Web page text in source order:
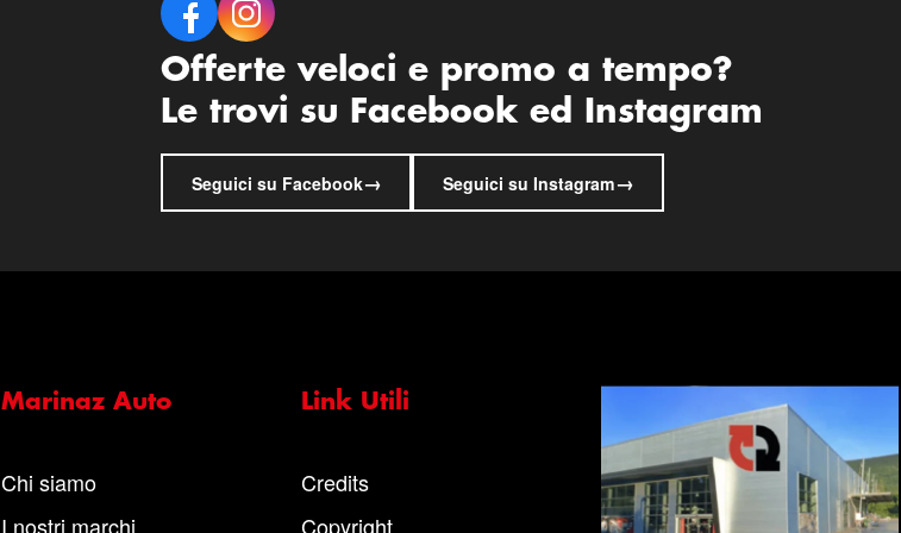
Offerte veloci e promo a tempo?
Le trovi su Facebook ed Instagram
Seguici su Facebook→ Seguici su Instagram→
Marinaz Auto
Chi siamo
I nostri marchi
Link Utili
Credits
Copyright